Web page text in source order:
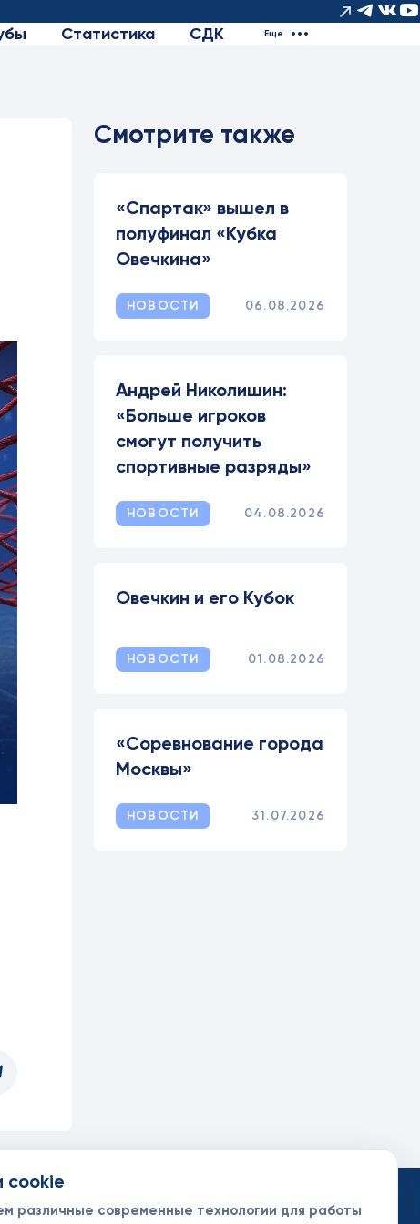
Статистика СДК Еще
Смотрите также
«Спартак» вышел в
полуфинал «Кубка
Овечкина»
НОВОСТИ 06.08.2026
Андрей Николишин:
«Больше игроков
смогут получить
спортивные разряды»
НОВОСТИ 04.08.2026
Овечкин и его Кубок
НОВОСТИ 01.08.2026
«Соревнование города
Москвы»
НОВОСТИ 31.07.2026
cookie
различные современные технологии для работы